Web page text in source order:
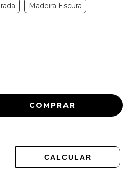
Madeira Escura
CALCULAR